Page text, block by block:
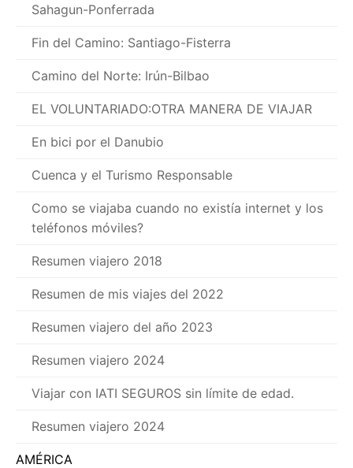
Sahagun-Ponferrada
Fin del Camino: Santiago-Fisterra
Camino del Norte: Irún-Bilbao
EL VOLUNTARIADO:OTRA MANERA DE VIAJAR
En bici por el Danubio
Cuenca y el Turismo Responsable
Como se viajaba cuando no existía internet y los
teléfonos móviles?
Resumen viajero 2018
Resumen de mis viajes del 2022
Resumen viajero del año 2023
Resumen viajero 2024
Viajar con IATI SEGUROS sin límite de edad.
Resumen viajero 2024
AMÉRICA